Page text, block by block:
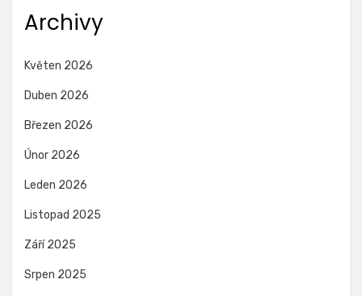
Archivy
Květen 2026
Duben 2026
Březen 2026
Únor 2026
Leden 2026
Listopad 2025
Září 2025
Srpen 2025